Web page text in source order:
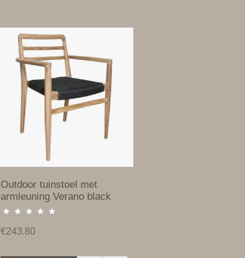
Outdoor tuinstoel met
armleuning Verano black
€243.80